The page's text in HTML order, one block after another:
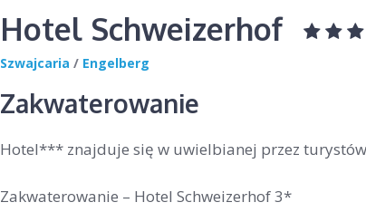
Hotel Schweizerhof
Szwajcaria / Engelberg
Zakwaterowanie
Hotel*** znajduje się w uwielbianej przez
Zakwaterowanie – Hotel Schweizerhof 3*